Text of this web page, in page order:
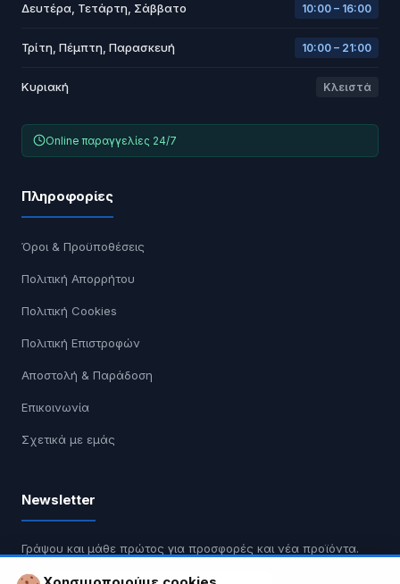
Δευτέρα, Τετάρτη, Σάββατο 10:00 – 16:00
Τρίτη, Πέμπτη, Παρασκευή 10:00 – 21:00
Κυριακή Κλειστά
Online παραγγελίες 24/7
Πληροφορίες
Όροι & Προϋποθέσεις
Πολιτική Απορρήτου
Πολιτική Cookies
Πολιτική Επιστροφών
Αποστολή & Παράδοση
Επικοινωνία
Σχετικά με εμάς
Newsletter
Γράψου και μάθε πρώτος για προσφορές και νέα προϊόντα.